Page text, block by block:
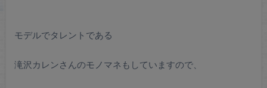
モデルでタレントである
滝沢カレンさんのモノマネもしていますので、